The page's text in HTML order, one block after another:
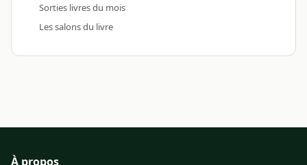
Sorties livres du mois
Les salons du livre
À propos